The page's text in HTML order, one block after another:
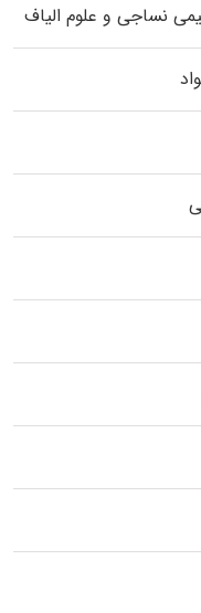
نساجی و علوم الیاف